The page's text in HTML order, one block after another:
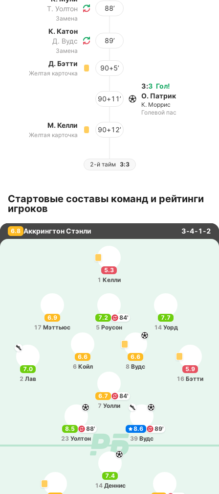
Т. Уолтон
Замена
88’
К. Катон
Д. Вудс
Замена
89’
Д. Бэтти
Желтая карточка
90+5’
90+11’
Гол!
3:3
О. Патрик
К. Моррис
Голевой пас
М. Келли
Желтая карточка
90+12’
2-й тайм 3:3
Стартовые составы команд и рейтинги
игроков
6.8 Аккрингтон Стэнли 3-4-1-2
5.3
1 Келли
7.2
84'
5 Роусон
6.9
17 Мэ­ттьюс
7.7
14 Уорд
6.7
84'
7 Уолли
5.9
16 Бэтти
7.0
2 Лав
6.6
6 Койл
6.6
8 Вудс
8.5
88'
23 Уолтон
8.6
89'
39 Вудс
7.4
14 Деннис